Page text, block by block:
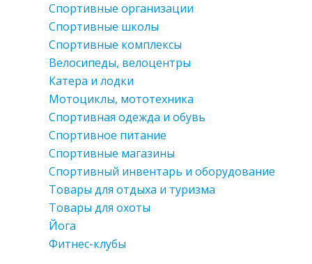
Спортивные организации
Спортивные школы
Спортивные комплексы
Велосипеды, велоцентры
Катера и лодки
Мотоциклы, мототехника
Спортивная одежда и обувь
Спортивное питание
Спортивные магазины
Спортивный инвентарь и оборудование
Товары для отдыха и туризма
Товары для охоты
Йога
Фитнес-клубы